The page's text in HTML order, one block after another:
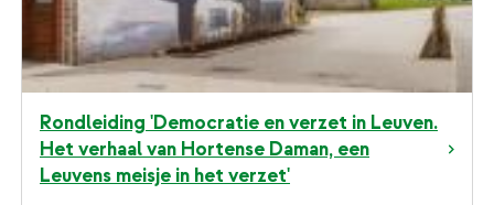
Rondleiding 'Democratie en verzet in Leuven.
Het verhaal van Hortense Daman, een
Leuvens meisje in het verzet'